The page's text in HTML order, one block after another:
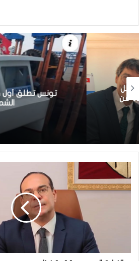
أخبار
تونس تطلق أول قارب صيد
الشمسية في